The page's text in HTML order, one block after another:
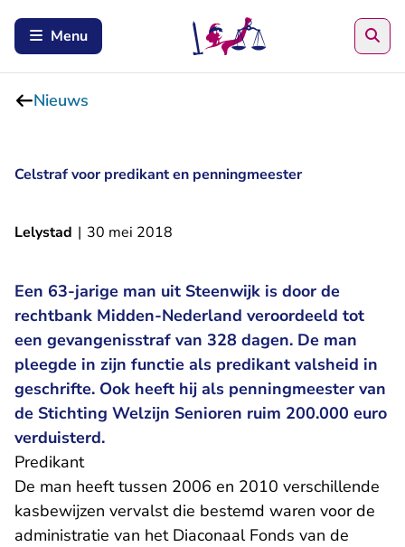
Menu
Nieuws
Celstraf voor predikant en penningmeester
Lelystad | 30 mei 2018
Een 63-jarige man uit Steenwijk is door de
rechtbank Midden-Nederland veroordeeld tot
een gevangenisstraf van 328 dagen. De man
pleegde in zijn functie als predikant valsheid in
geschrifte. Ook heeft hij als penningmeester van
de Stichting Welzijn Senioren ruim 200.000 euro
verduisterd.
Predikant
De man heeft tussen 2006 en 2010 verschillende
kasbewijzen vervalst die bestemd waren voor de
administratie van het Diaconaal Fonds van de